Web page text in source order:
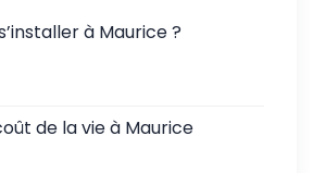
à Maurice ?
de la vie à Maurice